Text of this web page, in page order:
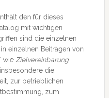
den für dieses
mit wichtigen
sind die einzelnen
einzelnen Beiträgen von
wie Zielvereinbarung
die
zur betrieblichen
zum